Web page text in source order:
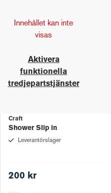
Innehållet kan inte
visas
Aktivera
funktionella
tredjepartstjänster
Craft
Shower Slip in
Leverantörslager
200 kr